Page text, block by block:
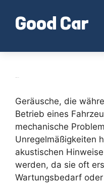
contentGood Car
Geräusche, die
Betrieb eines
mechanische
Unregelmäßigkeiten
akustischen
werden, da sie oft
Wartungsbedarf